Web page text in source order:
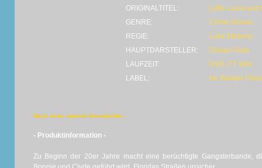
ORIGINALTITEL:
Little Laura and
GENRE:
Crime-Drama
REGIE:
Luke Moberly
HAUPTDARSTELLER:
Fabian Forte
LAUFZEIT:
DVD (77 Min)
LABEL:
Mr. Banker Films
Nach einer wahren Geschichte...
- Produktinformation -
Zu Beginn der 20er Jahre macht eine berüchtigte Gangsterbande,